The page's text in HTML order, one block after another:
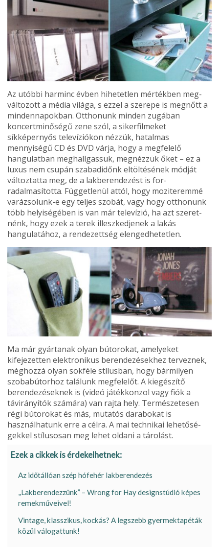
Az utóbbi harminc évben hihetetlen mértékben meg­
változott a média világa, s ezzel a szerepe is megnőtt a
mindennapokban. Otthonunk minden zugában
koncert­minőségű zene szól, a sikerfilmeket
síkképernyős televí­ziókon nézzük, hatalmas
mennyiségű CD és DVD várja, hogy a megfelelő
hangulatban meghallgassuk, megnéz­zük őket – ez a
luxus nem csupán szabadidőnk eltölté­sének módját
változtatta meg, de a lakberendezést is for­
radalmasította. Függetlenül attól, hogy moziteremmé
varázsolunk-e egy teljes szobát, vagy hogy otthonunk
több helyiségében is van már televízió, ha azt szeret­
nénk, hogy ezek a terek illeszkedjenek a lakás
hangulatá­hoz, a rendezettség elengedhetetlen.
Ma már gyártanak olyan bútorokat, amelyeket
kifejezetten elektronikus berendezésekhez terveznek,
méghozzá olyan sokféle stí­lusban, hogy bármilyen
szobabútorhoz találunk megfe­lelőt. A kiegészítő
berendezéseknek is (videó játékkon­zol vagy fiók a
távirányítók számára) van rajta hely. Természetesen
régi bútorokat és más, mutatós darabokat is
használhatunk erre a célra. A mai technikai lehetősé­
gekkel stílusosan meg lehet oldani a tárolást.
Ezek a cikkek is érdekelhetnek:
Az időtállóan szép hófehér lakberendezés
,,Lakberendezzünk” – Wrong for Hay designstúdió képes
remekműveivel!
Vintage, klasszikus, kockás? A legszebb gyermektapéták
közül válogattunk!